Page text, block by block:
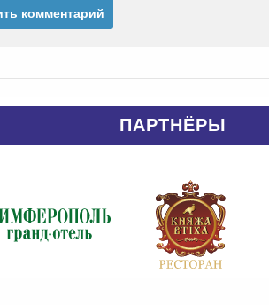
ПАРТНЁРЫ